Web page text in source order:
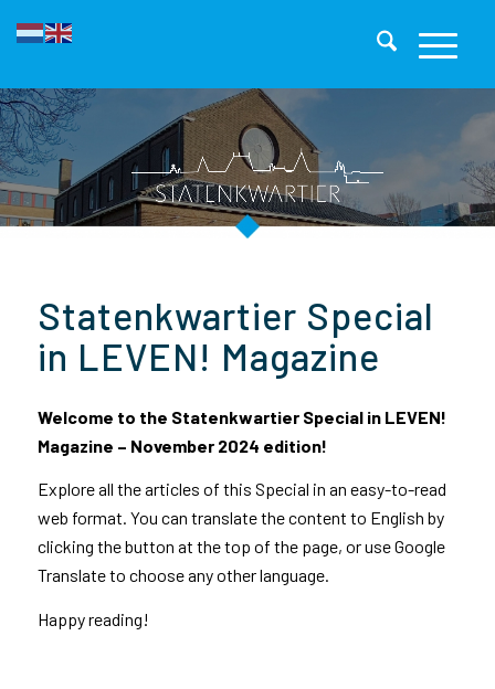
Statenkwartier Special
in LEVEN! Magazine
Welcome to the Statenkwartier Special in LEVEN!
Magazine – November 2024 edition!
Explore all the articles of this Special in an easy-to-read
web format. You can translate the content to English by
clicking the button at the top of the page, or use Google
Translate to choose any other language.
Happy reading!